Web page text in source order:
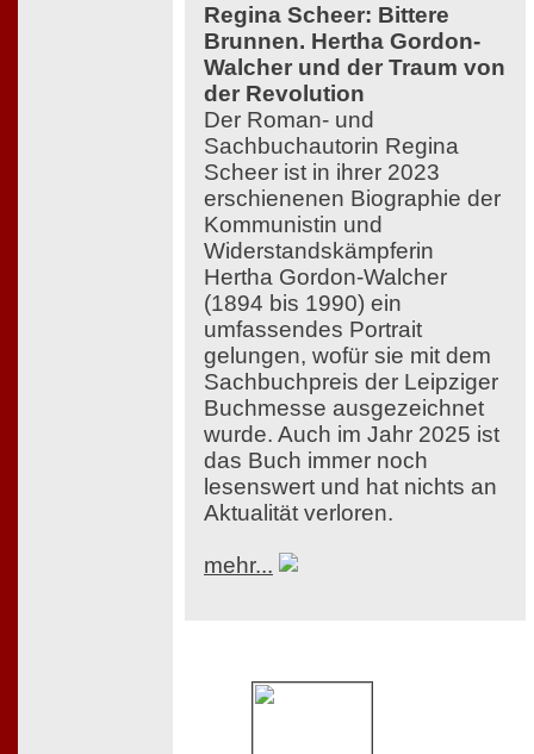
Regina Scheer: Bittere
Brunnen. Hertha Gordon-
Walcher und der Traum von
der Revolution
Der Roman- und
Sachbuchautorin Regina
Scheer ist in ihrer 2023
erschienenen Biographie der
Kommunistin und
Widerstandskämpferin
Hertha Gordon-Walcher
(1894 bis 1990) ein
umfassendes Portrait
gelungen, wofür sie mit dem
Sachbuchpreis der Leipziger
Buchmesse ausgezeichnet
wurde. Auch im Jahr 2025 ist
das Buch immer noch
lesenswert und hat nichts an
Aktualität verloren.
mehr...